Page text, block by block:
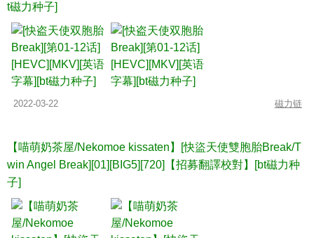
t磁力种子]
2022-03-22 磁力链
【喵萌奶茶屋/Nekomoe kissaten】[快盜天使雙胞胎Break/T
win Angel Break][01][BIG5][720]【招募翻譯校對】[bt磁力种
子]